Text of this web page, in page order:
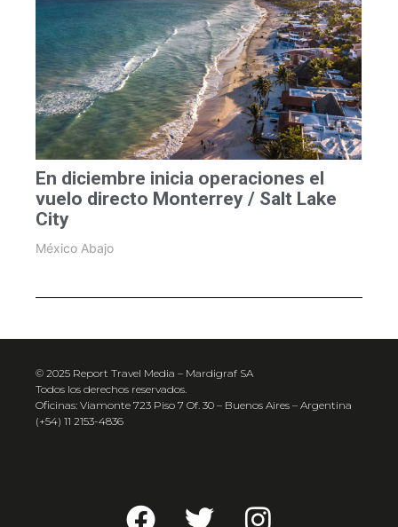
En diciembre inicia operaciones el
vuelo directo Monterrey / Salt Lake
City
México Abajo
© 2025 Report Travel Media – Mardigraf SA
Todos los derechos reservados.
Oficinas: Viamonte 723 Piso 7 Of. 30 – Buenos Aires – Argentina
(+54) 11 2153-4836